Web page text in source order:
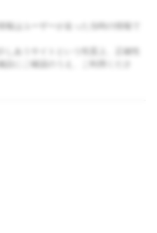
はユーザーが走った当時の情報で
あうサイトという性質上、正確性
にご確認のうえ、ご利用くださ